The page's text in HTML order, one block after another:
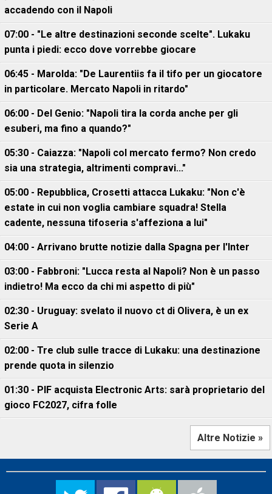
accadendo con il Napoli
07:00 - "Le altre destinazioni seconde scelte". Lukaku
punta i piedi: ecco dove vorrebbe giocare
06:45 - Marolda: "De Laurentiis fa il tifo per un giocatore
in particolare. Mercato Napoli in ritardo"
06:00 - Del Genio: "Napoli tira la corda anche per gli
esuberi, ma fino a quando?"
05:30 - Caiazza: "Napoli col mercato fermo? Non credo
sia una strategia, altrimenti compravi..."
05:00 - Repubblica, Crosetti attacca Lukaku: "Non c'è
estate in cui non voglia cambiare squadra! Stella
cadente, nessuna tifoseria s'affeziona a lui"
04:00 - Arrivano brutte notizie dalla Spagna per l'Inter
03:00 - Fabbroni: "Lucca resta al Napoli? Non è un passo
indietro! Ma ecco da chi mi aspetto di più"
02:30 - Uruguay: svelato il nuovo ct di Olivera, è un ex
Serie A
02:00 - Tre club sulle tracce di Lukaku: una destinazione
prende quota in silenzio
01:30 - PIF acquista Electronic Arts: sarà proprietario del
gioco FC2027, cifra folle
Altre Notizie »